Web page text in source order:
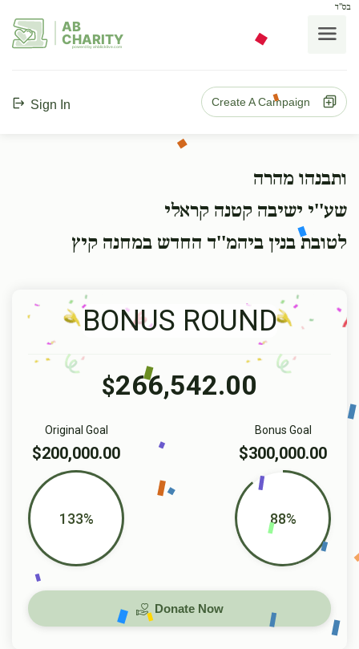
בס"ד
AB
CHARITY
powerd by ahblicklive.com
Sign In Create A Campaign
ותבנהו מהרה
שע''י ישיבה קטנה קראלי
לטובת בנין ביהמ''ד החדש במחנה קיץ
BONUS ROUND
$266,542.00
Bonus Goal
$300,000.00
88%
Original Goal
$200,000.00
133%
Donate Now